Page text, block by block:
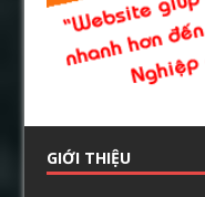
GIỚI THIỆU